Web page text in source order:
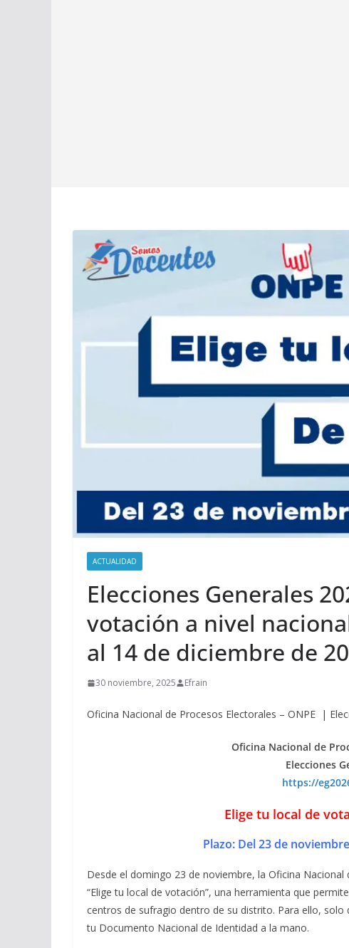
ACTUALIDAD
Elecciones Generales
votación a nivel
al 14 de diciembre de
30 noviembre, 2025 Efrain
Oficina Nacional de Procesos Electorales – ONPE |
Oficina Nacional de
Elecciones
https://
Elige tu local de
Plazo: Del 23 de
Desde el domingo 23 de noviembre, la Oficina
“Elige tu local de votación”, una herramienta que
centros de sufragio dentro de su distrito. Para ello, solo
tu Documento Nacional de Identidad a la mano.